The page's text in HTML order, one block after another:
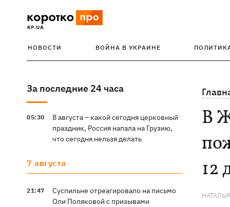
НОВОСТИ ВОЙНА В УКРАИНЕ
За последние 24 часа
05:30
8 августа – какой сегодня церковный
праздник, Россия напала на Грузию,
что сегодня нельзя делать
7 августа
21:47
Суспильне отреагировало на письмо
Оли Поляковой с призывами
В
12